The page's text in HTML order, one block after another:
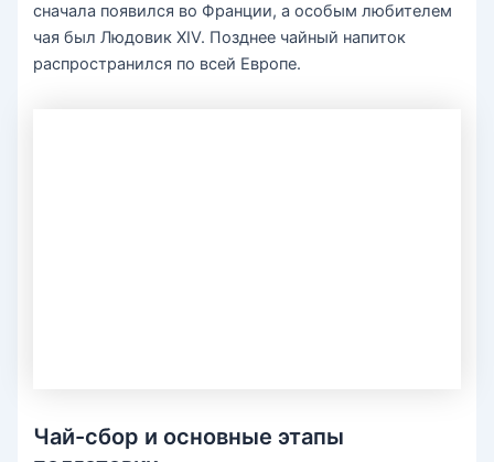
сначала появился во Франции, а особым любителем
чая был Людовик XIV. Позднее чайный напиток
распространился по всей Европе.
Чай-сбор и основные этапы